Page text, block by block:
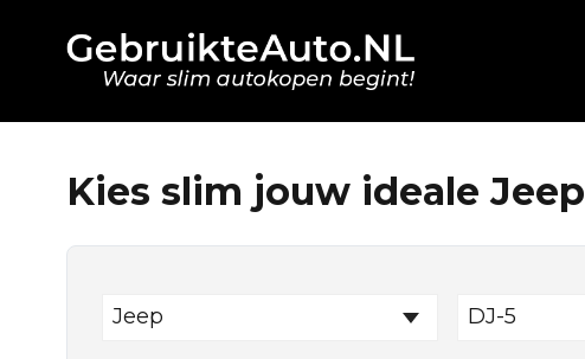
Kies slim jouw ideale
Jeep DJ-5